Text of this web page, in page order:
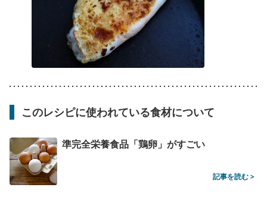
このレシピに使われている食材について
準完全栄養食品「鶏卵」がすごい
記事を読む >